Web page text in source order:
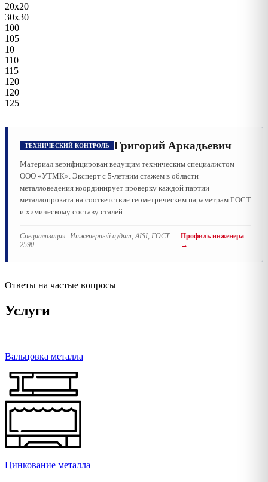
20х20
30х30
100
105
10
110
115
120
120
125
ТЕХНИЧЕСКИЙ КОНТРОЛЬ Григорий Аркадьевич
Материал верифицирован ведущим техническим специалистом
ООО «УТМК». Эксперт с 5-летним стажем в области
металловедения координирует проверку каждой партии
металлопроката на соответствие геометрическим параметрам ГОСТ
и химическому составу сталей.
Специализация: Инженерный аудит, AISI, ГОСТ
2590
Профиль инженера
→
Ответы на частые вопросы
Услуги
Вальцовка металла
Цинкование металла